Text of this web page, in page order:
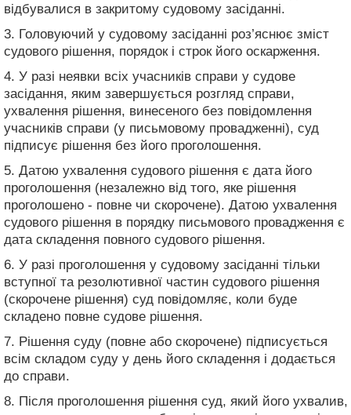
відбувалися в закритому судовому засіданні.
3. Головуючий у судовому засіданні роз’яснює зміст
судового рішення, порядок і строк його оскарження.
4. У разі неявки всіх учасників справи у судове
засідання, яким завершується розгляд справи,
ухвалення рішення, винесеного без повідомлення
учасників справи (у письмовому провадженні), суд
підписує рішення без його проголошення.
5. Датою ухвалення судового рішення є дата його
проголошення (незалежно від того, яке рішення
проголошено - повне чи скорочене). Датою ухвалення
судового рішення в порядку письмового провадження є
дата складення повного судового рішення.
6. У разі проголошення у судовому засіданні тільки
вступної та резолютивної частин судового рішення
(скорочене рішення) суд повідомляє, коли буде
складено повне судове рішення.
7. Рішення суду (повне або скорочене) підписується
всім складом суду у день його складення і додається
до справи.
8. Після проголошення рішення суд, який його ухвалив,